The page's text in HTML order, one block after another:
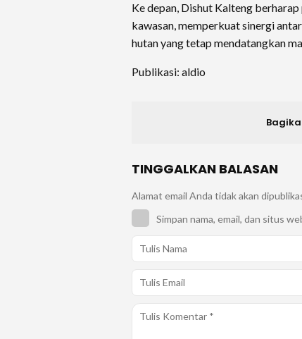
Ke depan, Dishut Kalteng
kawasan, memperkuat sinergi
hutan yang tetap mendatangkan
Publikasi: aldio
TINGGALKAN BALASAN
Alamat email Anda tidak akan
Simpan nama, email, dan situs